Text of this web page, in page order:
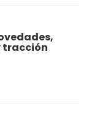
tracción